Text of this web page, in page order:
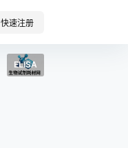
快速注册
ELISA